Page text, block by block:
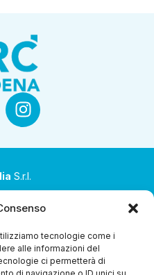
tecnologie come i
alle informazioni del
ci permetterà di
S.r.l.
Alleanza 3.0 Soc. Coop.
nr. 51 42124 Reggio Emilia